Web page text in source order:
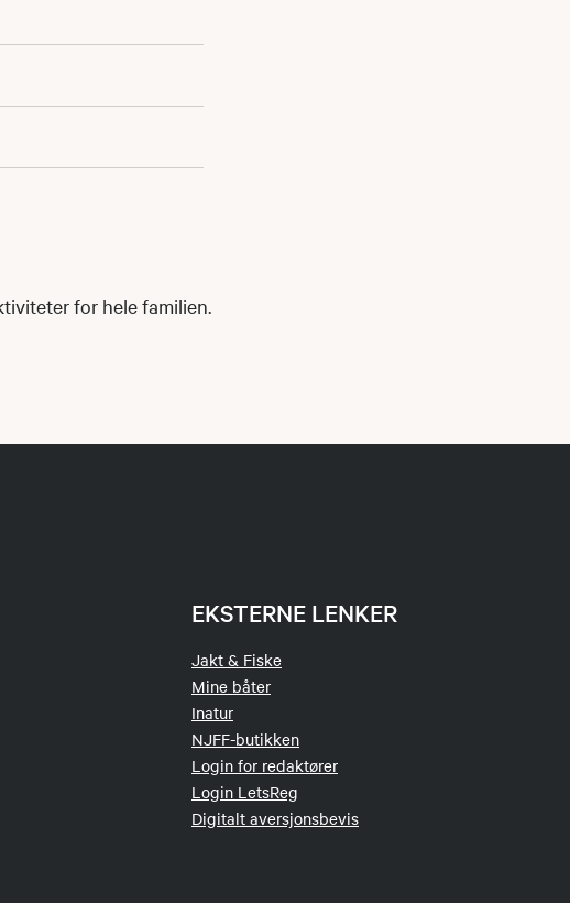
for hele familien.
EKSTERNE LENKER
Jakt & Fiske
Mine båter
Inatur
NJFF-butikken
Login for redaktører
Login LetsReg
Digitalt aversjonsbevis